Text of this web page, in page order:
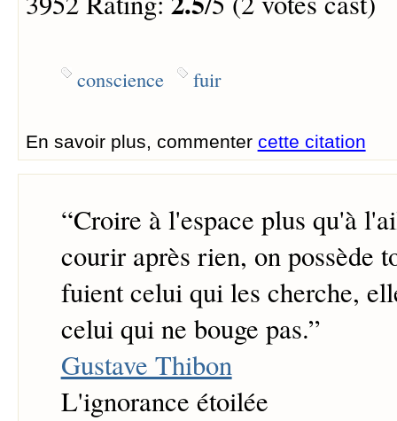
conscience fuir
En savoir plus, commenter cette citation
“Croire à l'espace plus qu'à
courir après rien, on possède
fuient celui qui les cherche,
celui qui ne bouge pas.”
Gustave Thibon
L'ignorance étoilée